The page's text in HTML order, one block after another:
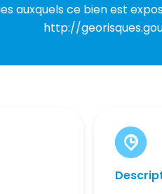
auxquels ce bien est
http://